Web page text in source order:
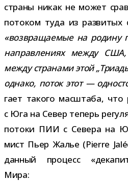
страны никак не может
пото­ком туда из
«воз­вра­ща­е­мые на родину
направ­ле­ниях между
между стра­нами этой
однако, поток этот —
гает такого мас­штаба,
с Юга на Север теперь
потоки ПИИ с Севера на
мист Пьер Жалье (Pierre
дан­ный про­цесс
Мира: